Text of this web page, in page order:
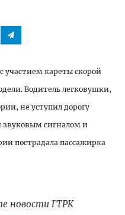
участием кареты скорой
Водитель легковушки,
не уступил дорогу
сигналом и
пострадала пассажирка
новости ГТРК